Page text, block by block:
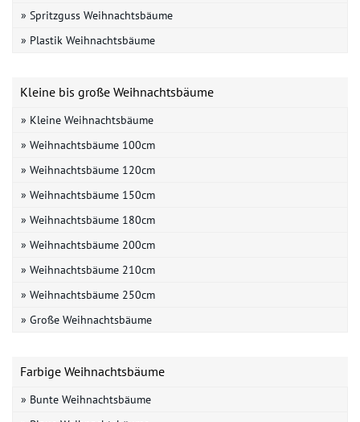
» Spritzguss Weihnachtsbäume
» Plastik Weihnachtsbäume
Kleine bis große Weihnachtsbäume
» Kleine Weihnachtsbäume
» Weihnachtsbäume 100cm
» Weihnachtsbäume 120cm
» Weihnachtsbäume 150cm
» Weihnachtsbäume 180cm
» Weihnachtsbäume 200cm
» Weihnachtsbäume 210cm
» Weihnachtsbäume 250cm
» Große Weihnachtsbäume
Farbige Weihnachtsbäume
» Bunte Weihnachtsbäume